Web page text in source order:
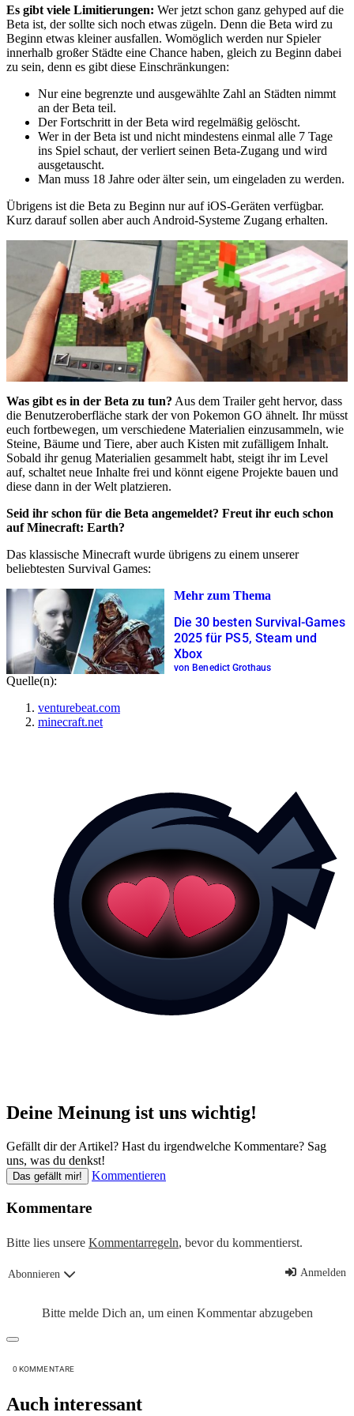
Es gibt viele Limitierungen: Wer jetzt schon ganz gehyped auf die
Beta ist, der sollte sich noch etwas zügeln. Denn die Beta wird zu
Beginn etwas kleiner ausfallen. Womöglich werden nur Spieler
innerhalb großer Städte eine Chance haben, gleich zu Beginn dabei
zu sein, denn es gibt diese Einschränkungen:
Nur eine begrenzte und ausgewählte Zahl an Städten nimmt
an der Beta teil.
Der Fortschritt in der Beta wird regelmäßig gelöscht.
Wer in der Beta ist und nicht mindestens einmal alle 7 Tage
ins Spiel schaut, der verliert seinen Beta-Zugang und wird
ausgetauscht.
Man muss 18 Jahre oder älter sein, um eingeladen zu werden.
Übrigens ist die Beta zu Beginn nur auf iOS-Geräten verfügbar.
Kurz darauf sollen aber auch Android-Systeme Zugang erhalten.
Was gibt es in der Beta zu tun? Aus dem Trailer geht hervor, dass
die Benutzeroberfläche stark der von Pokemon GO ähnelt. Ihr müsst
euch fortbewegen, um verschiedene Materialien einzusammeln, wie
Steine, Bäume und Tiere, aber auch Kisten mit zufälligem Inhalt.
Sobald ihr genug Materialien gesammelt habt, steigt ihr im Level
auf, schaltet neue Inhalte frei und könnt eigene Projekte bauen und
diese dann in der Welt platzieren.
Seid ihr schon für die Beta angemeldet? Freut ihr euch schon
auf Minecraft: Earth?
Das klassische Minecraft wurde übrigens zu einem unserer
beliebtesten Survival Games:
Mehr zum Thema
Die 30 besten Survival-Games
2025 für PS5, Steam und
Xbox
von Benedict Grothaus
Quelle(n):
venturebeat.com
minecraft.net
Deine Meinung ist uns wichtig!
Gefällt dir der Artikel? Hast du irgendwelche Kommentare? Sag
uns, was du denkst!
Das gefällt mir! Kommentieren
Kommentare
Bitte lies unsere Kommentarregeln, bevor du kommentierst.
Abonnieren Anmelden
Bitte melde Dich an, um einen Kommentar abzugeben
0 KOMMENTARE
Auch interessant